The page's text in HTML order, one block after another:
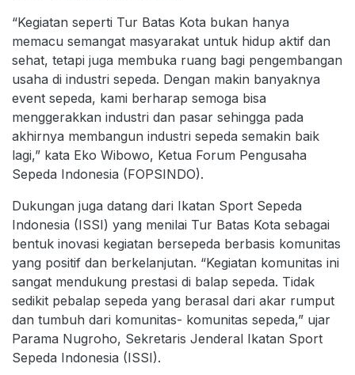
“Kegiatan seperti Tur Batas Kota bukan hanya
memacu semangat masyarakat untuk hidup aktif dan
sehat, tetapi juga membuka ruang bagi pengembangan
usaha di industri sepeda. Dengan makin banyaknya
event sepeda, kami berharap semoga bisa
menggerakkan industri dan pasar sehingga pada
akhirnya membangun industri sepeda semakin baik
lagi,” kata Eko Wibowo, Ketua Forum Pengusaha
Sepeda Indonesia (FOPSINDO).
Dukungan juga datang dari Ikatan Sport Sepeda
Indonesia (ISSI) yang menilai Tur Batas Kota sebagai
bentuk inovasi kegiatan bersepeda berbasis komunitas
yang positif dan berkelanjutan. “Kegiatan komunitas ini
sangat mendukung prestasi di balap sepeda. Tidak
sedikit pebalap sepeda yang berasal dari akar rumput
dan tumbuh dari komunitas- komunitas sepeda,” ujar
Parama Nugroho, Sekretaris Jenderal Ikatan Sport
Sepeda Indonesia (ISSI).